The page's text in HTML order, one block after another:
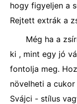
hogy figyeljen a
Rejtett extrák a
Még ha a
ki , mint egy jó
fontolja meg.
növelheti a
Svájci - stílus